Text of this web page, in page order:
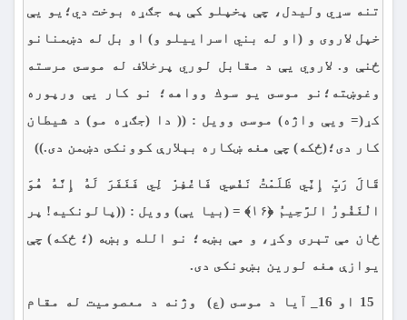
تنه سړي وليدل، چې پخپلو كې په جګړه بوخت دي؛يو يې
خپل لاروى و (او له بني اسراييلو و) او بل له دښمنانو
ځنې و. لاروي يې د مقابل لوري پرخلاف له موسى مرسته
وغوښته؛نو موسى يو سوك وواهه؛ نو کار يې ورپوره
کړ(= ويې واژه) موسى وويل : (( دا (جګړه مو) د شيطان
كار دى؛(ځكه) چې هغه ښكاره بېلارې كوونكى دښمن دى.))
قَالَ رَبِّ إِنِّي ظَلَمْتُ نَفْسِي فَاغْفِرْ لِي فَغَفَرَ لَهُ إِنَّهُ هُوَ
الْغَفُورُ الرَّحِيمُ ﴿۱۶﴾ = (بيا يې) وويل : ((پالونكيه! پر
ځان مې تېرى وكړ، و مې بښه؛ نو الله وبښه (؛ ځکه) چې
يوازې هغه لورین بښونكى دى.
15 او 16_ آيا د موسى (ع) وژنه د معصومیت له مقام